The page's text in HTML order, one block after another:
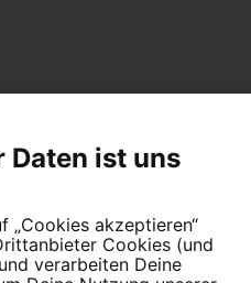
Schließe Dich 4,5
Daten ist uns
„Cookies akzeptieren“
Cookies (und
verarbeiten Deine